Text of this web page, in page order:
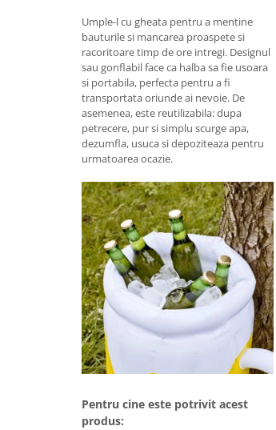
Umple-l cu gheata pentru a mentine
bauturile si mancarea proaspete si
racoritoare timp de ore intregi. Designul
sau gonflabil face ca halba sa fie usoara
si portabila, perfecta pentru a fi
transportata oriunde ai nevoie. De
asemenea, este reutilizabila: dupa
petrecere, pur si simplu scurge apa,
dezumfla, usuca si depoziteaza pentru
urmatoarea ocazie.
Pentru cine este potrivit acest
produs: